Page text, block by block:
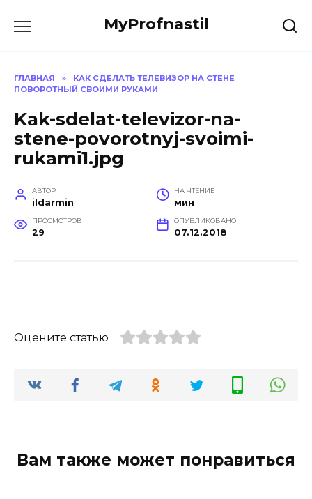
MyProfnastil
ГЛАВНАЯ »
КАК СДЕЛАТЬ ТЕЛЕВИЗОР НА СТЕНЕ
ПОВОРОТНЫЙ СВОИМИ РУКАМИ
Kak-sdelat-televizor-na-
stene-povorotnyj-svoimi-
rukami1.jpg
АВТОР
ildarmin
НА ЧТЕНИЕ
мин
ПРОСМОТРОВ
29
ОПУБЛИКОВАНО
07.12.2018
Оцените статью
Вам также может понравиться